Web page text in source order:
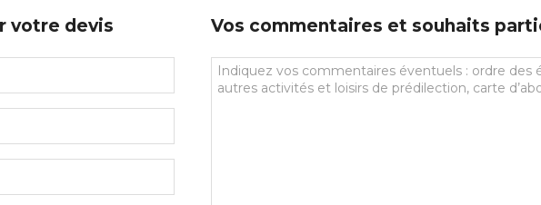
votre devis Vos commentaires et souhaits
Vos
commentaires